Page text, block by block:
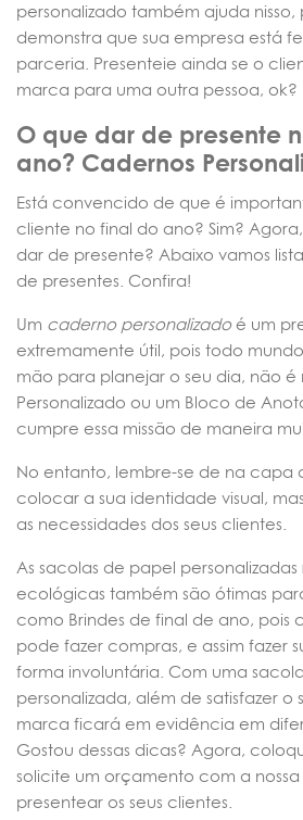
personalizado também ajuda nisso,
demonstra que sua empresa está
parceria. Presenteie ainda se o
marca para uma outra pessoa, ok?
O que dar de presente
ano? Cadernos
Está convencido de que é
cliente no final do ano? Sim?
dar de presente? Abaixo vamos
de presentes. Confira!
Um caderno personalizado é um
extremamente útil, pois todo
mão para planejar o seu dia, não é
Personalizado ou um Bloco de
cumpre essa missão de maneira
No entanto, lembre-se de na capa
colocar a sua identidade visual,
as necessidades dos seus clientes.
As sacolas de papel personalizadas
ecológicas também são ótimas
como Brindes de final de ano, pois
pode fazer compras, e assim fazer
forma involuntária. Com uma
personalizada, além de satisfazer o
marca ficará em evidência em
Gostou dessas dicas? Agora,
solicite um orçamento com a
presentear os seus clientes.